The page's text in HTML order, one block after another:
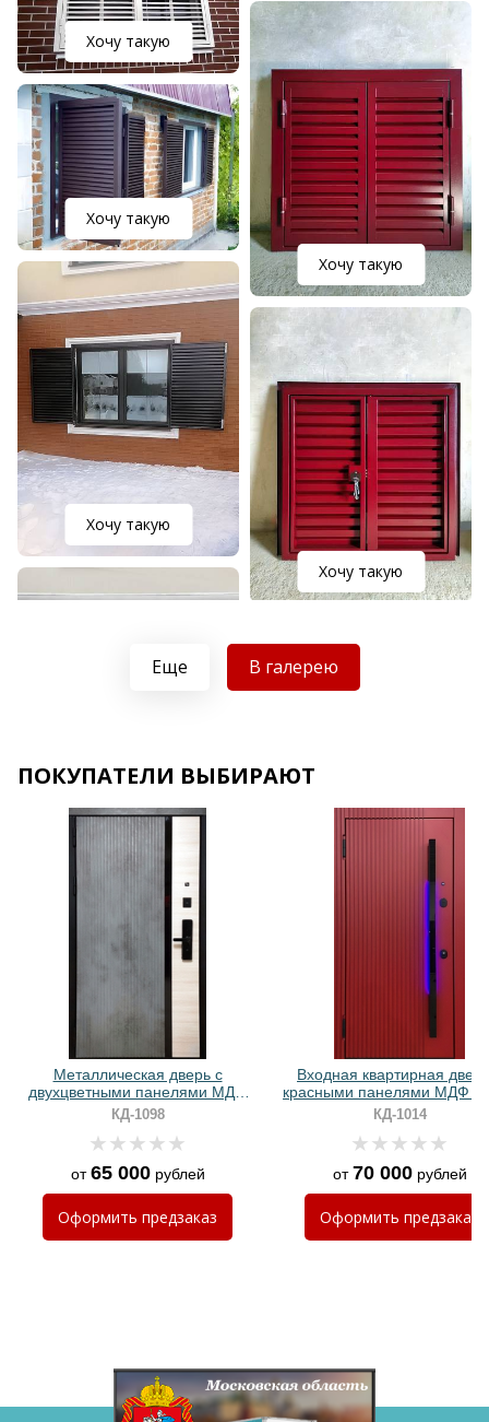
Хочу такую
Хочу такую
Хочу такую
Хочу такую
Хочу такую
Хочу такую
Хочу такую
Хочу такую
Еще В галерею
ПОКУПАТЕЛИ ВЫБИРАЮТ
Металлическая дверь с
двухцветными панелями МДФ
ПВХ и биометрическим замком
КД-1098
от65 000рублей
Оформить предзаказ
Входная квартирная
красными панелями МДФ
бугельной ручкой с
КД-1014
от70 000рублей
Оформить предзаказ